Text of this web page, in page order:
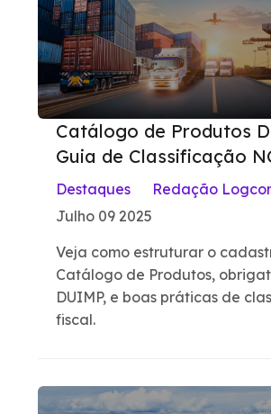
Catálogo de Produtos
Guia de Classificação
Destaques
Redação
Julho 09 2025
Veja como estruturar o
Catálogo de Produtos,
DUIMP, e boas práticas de
fiscal.